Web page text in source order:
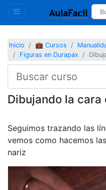
Inicio 💼 Cursos
Figuras en Durapax
Dibujando la cara
Seguimos trazando las
vemos como hacemos
nariz